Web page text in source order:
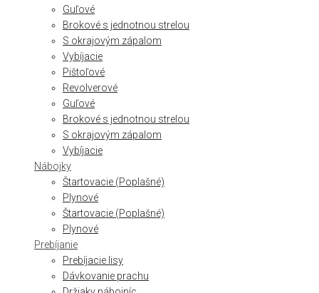
Guľové
Brokové s jednotnou strelou
S okrajovým zápalom
Vybíjacie
Pištoľové
Revolverové
Guľové
Brokové s jednotnou strelou
S okrajovým zápalom
Vybíjacie
Nábojky
Štartovacie (Poplašné)
Plynové
Štartovacie (Poplašné)
Plynové
Prebíjanie
Prebíjacie lisy
Dávkovanie prachu